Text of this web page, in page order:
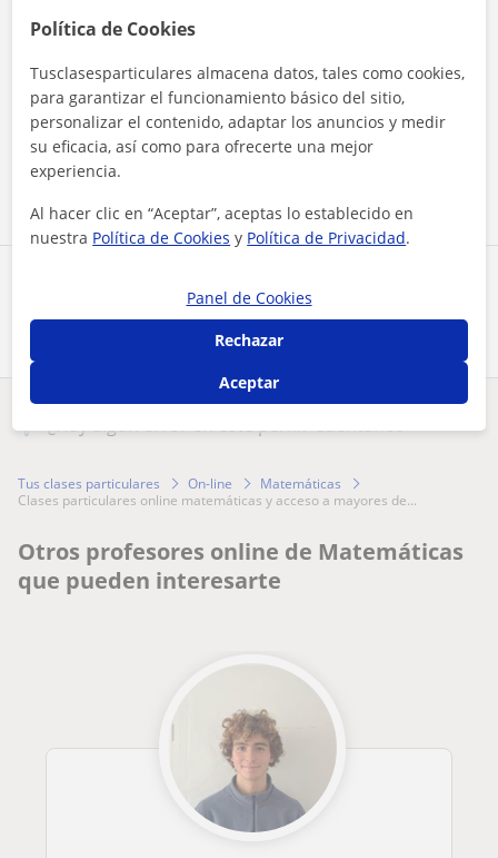
Comparte a este profesor
Al hacer clic, aceptas nuestroaviso legaly deprivacidad
¿Hay algún error en este perfil?Cuéntanos
Tus clases particulares On-line
Matemáticas
clases particulares online matemáticas y acceso a mayores de...
Otros profesores online de Matemáticas
que pueden interesarte
Política de Cookies
Tusclasesparticulares almacena datos, tales como cookies,
para garantizar el funcionamiento básico del sitio,
personalizar el contenido, adaptar los anuncios y medir
su eficacia, así como para ofrecerte una mejor
experiencia.
Al hacer clic en “Aceptar”, aceptas lo establecido en
nuestra Política de Cookies y Política de Privacidad.
Panel de Cookies
Rechazar
Aceptar